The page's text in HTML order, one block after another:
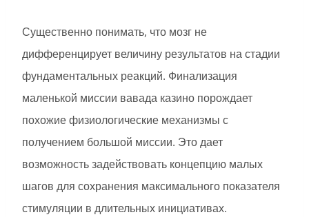
Существенно понимать, что мозг не
дифференцирует величину результатов на стадии
фундаментальных реакций. Финализация
маленькой миссии вавада казино порождает
похожие физиологические механизмы с
получением большой миссии. Это дает
возможность задействовать концепцию малых
шагов для сохранения максимального показателя
стимуляции в длительных инициативах.